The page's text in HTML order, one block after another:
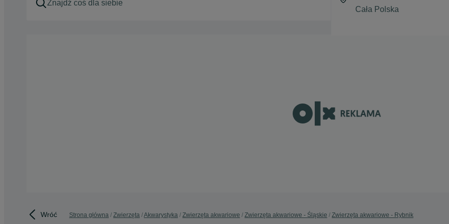
Wróć Strona główna Zwierzęta Akwarystyka Zwierzęta akwariowe Zwierzęta akwariowe - Śląskie Zwierzęta akwariowe - Rybnik